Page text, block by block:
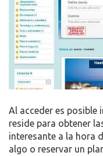
Al acceder es posible
reside para obtener
interesante a la hora
algo o reservar un